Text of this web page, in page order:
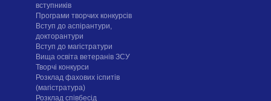
вступників
Програми творчих конкурсiв
Вступ до аспірантури,
докторантури
Вступ до магістратури
Вища освіта ветеранів ЗСУ
Творчі конкурси
Розклад фахових іспитів
(магістратура)
Розклад співбесід